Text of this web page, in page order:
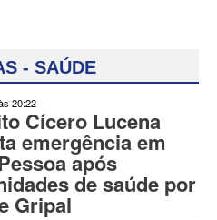
- SAÚDE
20:22
Cícero Lucena
emergência em
após
de saúde por
Gripal